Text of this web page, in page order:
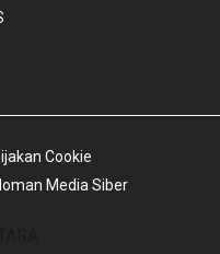
Cookie
Media Siber